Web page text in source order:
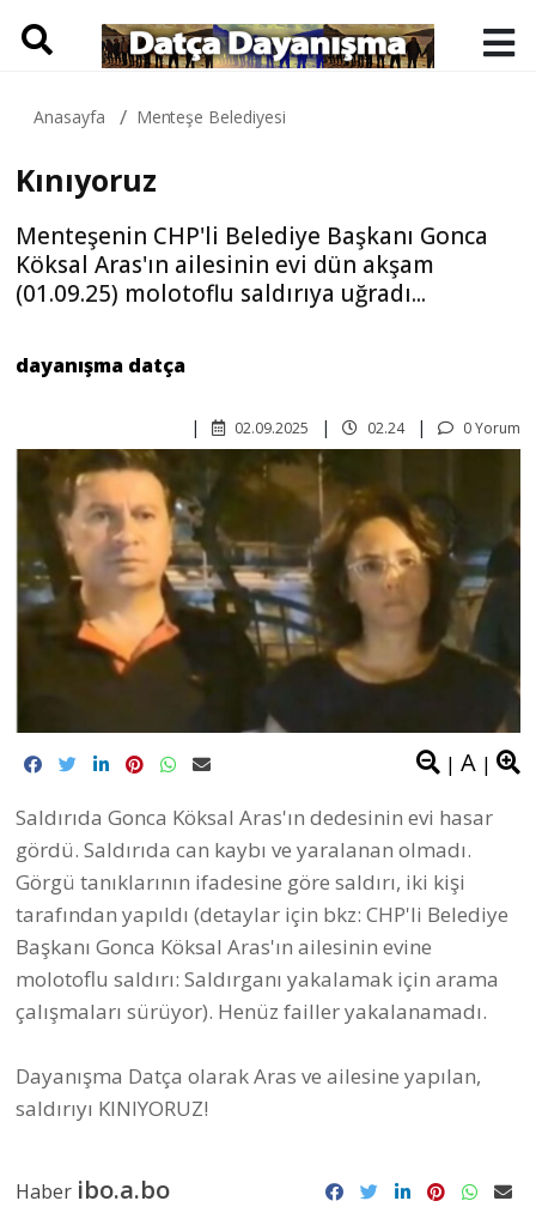
Anasayfa Menteşe Belediyesi
Kınıyoruz
Menteşenin CHP'li Belediye Başkanı Gonca
Köksal Aras'ın ailesinin evi dün akşam
(01.09.25) molotoflu saldırıya uğradı...
dayanışma datça
0 Yorum
02.24
02.09.2025
| A |
Saldırıda Gonca Köksal Aras'ın dedesinin evi hasar
gördü. Saldırıda can kaybı ve yaralanan olmadı.
Görgü tanıklarının ifadesine göre saldırı, iki kişi
tarafından yapıldı (detaylar için bkz: CHP'li Belediye
Başkanı Gonca Köksal Aras'ın ailesinin evine
molotoflu saldırı: Saldırganı yakalamak için arama
çalışmaları sürüyor). Henüz failler yakalanamadı.
Dayanışma Datça olarak Aras ve ailesine yapılan,
saldırıyı KINIYORUZ!
Haber ibo.a.bo